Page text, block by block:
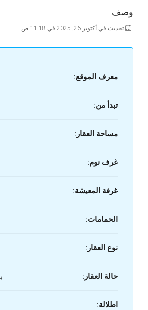
وصف
تحديث في أكتوبر 26, 2025 في 11:18 ص
معرف الموقع:
تبدأ من:
مساحة العقار:
غرف نوم:
غرفة المعيشة:
الحمامات:
نوع العقار:
حالة العقار:
اطلالة: